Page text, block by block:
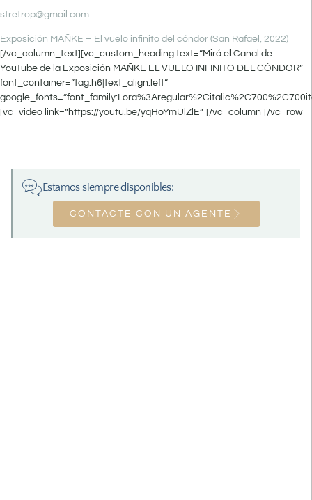
stretrop@gmail.com
Exposición MAÑKE – El vuelo infinito del cóndor (San Rafael, 2022)
[/vc_column_text][vc_custom_heading text=”Mirá el Canal de
YouTube de la Exposición MAÑKE EL VUELO INFINITO DEL CÓNDOR”
font_container=”tag:h6|text_align:left”
[vc_video link=”https://youtu.be/yqHoYmUlZlE”][/vc_column][/vc_row]
Estamos siempre disponibles:
CONTACTE CON UN AGENTE